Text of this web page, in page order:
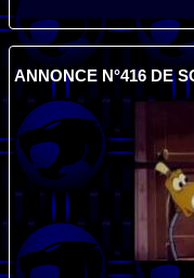
ANNONCE N°416 DE